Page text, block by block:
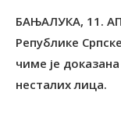
БАЊАЛУКА, 11.
Републике
чиме је
несталих лица.